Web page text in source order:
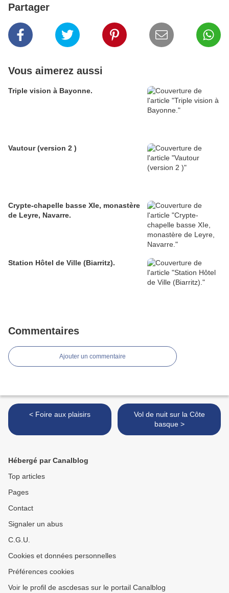
Partager
Vous aimerez aussi
Triple vision à Bayonne.
Vautour (version 2 )
Crypte-chapelle basse XIe, monastère
de Leyre, Navarre.
Station Hôtel de Ville (Biarritz).
Commentaires
Ajouter un commentaire
< Foire aux plaisirs
Vol de nuit sur la Côte
basque >
Hébergé par Canalblog
Top articles
Pages
Contact
Signaler un abus
C.G.U.
Cookies et données personnelles
Préférences cookies
Voir le profil de ascdesas sur le portail Canalblog